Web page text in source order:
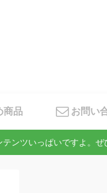
商品 お問い
ンツいっぱいですよ。ぜ